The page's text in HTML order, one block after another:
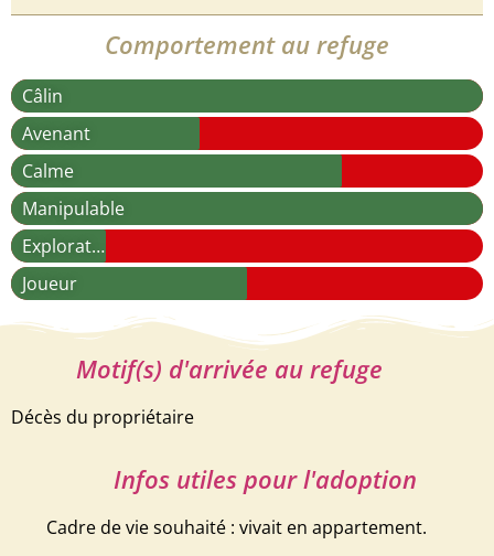
Comportement au refuge
Câlin
Avenant
Calme
Manipulable
Explorateur
Joueur
Motif(s) d'arrivée au refuge
Décès du propriétaire
Infos utiles pour l'adoption
Cadre de vie souhaité : vivait en appartement.